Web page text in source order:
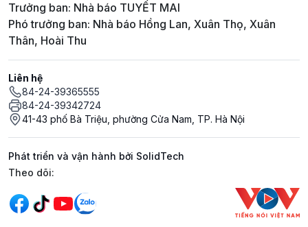
Trưởng ban: Nhà báo TUYẾT MAI
Phó trưởng ban: Nhà báo Hồng Lan, Xuân Thọ, Xuân
Thân, Hoài Thu
Liên hệ
84-24-39365555
84-24-39342724
41-43 phố Bà Triệu, phường Cửa Nam, TP. Hà Nội
Phát triển và vận hành bởi SolidTech
Mạng xã hội
Theo dõi: